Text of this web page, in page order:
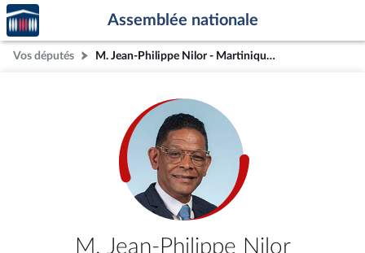
Aller au contenu
Aller en bas de la page
Accèder
à la
page
d'accueil
Assemblée nationale
Vos députés M. Jean-Philippe Nilor - Martinique (4e circonscription)
M. Jean-Philippe Nilor